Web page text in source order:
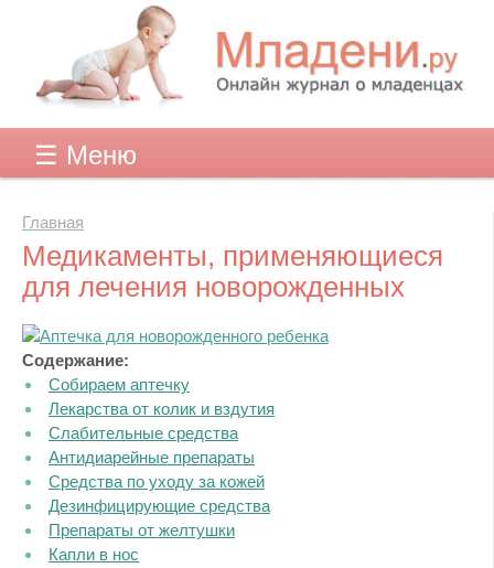
Главная
Медикаменты, применяющиеся
для лечения новорожденных
Содержание:
Собираем аптечку
Лекарства от колик и вздутия
Слабительные средства
Антидиарейные препараты
Средства по уходу за кожей
Дезинфицирующие средства
Препараты от желтушки
Капли в нос
☰ Меню